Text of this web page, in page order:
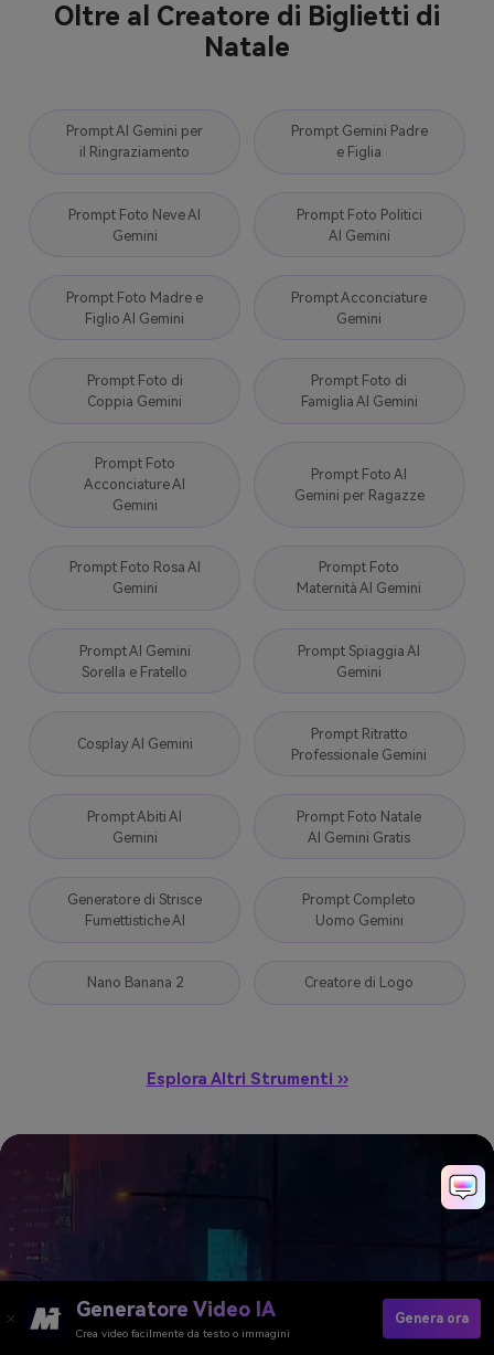
Oltre al Creatore di Biglietti di
Natale
Prompt AI Gemini per
il Ringraziamento
Prompt Gemini Padre
e Figlia
Prompt Foto Neve AI
Gemini
Prompt Foto Politici
AI Gemini
Prompt Foto Madre e
Figlio AI Gemini
Prompt Acconciature
Gemini
Prompt Foto di
Coppia Gemini
Prompt Foto di
Famiglia AI Gemini
Prompt Foto
Acconciature AI
Gemini
Prompt Foto AI
Gemini per Ragazze
Prompt Foto Rosa AI
Gemini
Prompt Foto
Maternità AI Gemini
Prompt AI Gemini
Sorella e Fratello
Prompt Spiaggia AI
Gemini
Cosplay AI Gemini
Prompt Ritratto
Professionale Gemini
Prompt Abiti AI
Gemini
Prompt Foto Natale
AI Gemini Gratis
Generatore di Strisce
Fumettistiche AI
Prompt Completo
Uomo Gemini
Nano Banana 2 Creatore di Logo
Esplora Altri Strumenti ››
Diffondi la gioia delle feste:
crea oggi stesso il tuo
personalizzato con il nostro
creatore online.
Generatore Video IA
Crea video facilmente da testo o immagini
Genera ora